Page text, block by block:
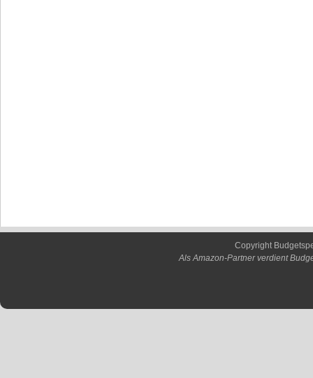
Copyright
Als Amazon-Partner verdient